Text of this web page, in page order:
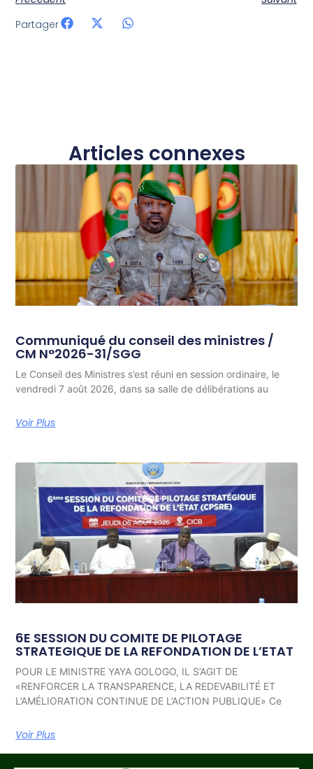
Partager
Articles connexes
Communiqué du conseil des ministres /
CM N°2026-31/SGG
Le Conseil des Ministres s’est réuni en session ordinaire, le
vendredi 7 août 2026, dans sa salle de délibérations au
Voir Plus
6E SESSION DU COMITE DE PILOTAGE
STRATEGIQUE DE LA REFONDATION DE L’ETAT
POUR LE MINISTRE YAYA GOLOGO, IL S’AGIT DE
«RENFORCER LA TRANSPARENCE, LA REDEVABILITÉ ET
L’AMÉLIORATION CONTINUE DE L’ACTION PUBLIQUE» Ce
Voir Plus